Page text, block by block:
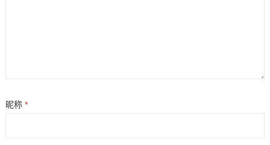
昵称 *